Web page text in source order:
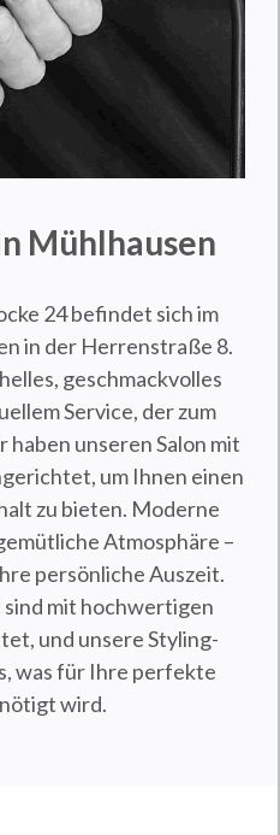
Mühlhausen
24 befindet sich im
in der Herrenstraße 8.
geschmackvolles
Service, der zum
haben unseren Salon mit
um Ihnen einen
zu bieten. Moderne
Atmosphäre –
persönliche Auszeit.
mit hochwertigen
und unsere Styling-
was für Ihre perfekte
wird.